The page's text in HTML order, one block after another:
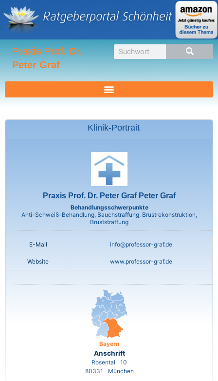
Inhalt
springen
Praxis Prof. Dr.
Peter Graf
Suche
Klinik-Portrait
Praxis Prof. Dr. Peter Graf Peter Graf
Behandlungsschwerpunkte
Anti-Schweiß-Behandlung, Bauchstraffung, Brustrekonstruktion,
Bruststraffung
E-Mail info@professor-graf.de
Website www.professor-graf.de
Bayern
Anschrift
Rosental
10
80331
München